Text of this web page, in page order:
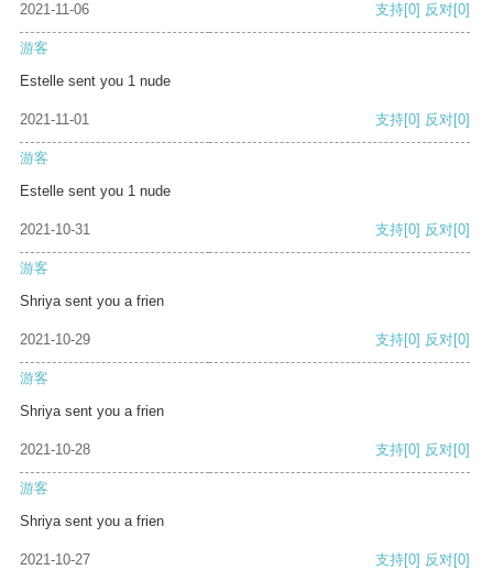
2021-11-06 支持[0] 反对[0]
游客
Estelle sent you 1 nude
2021-11-01 支持[0] 反对[0]
游客
Estelle sent you 1 nude
2021-10-31 支持[0] 反对[0]
游客
Shriya sent you a frien
2021-10-29 支持[0] 反对[0]
游客
Shriya sent you a frien
2021-10-28 支持[0] 反对[0]
游客
Shriya sent you a frien
2021-10-27 支持[0] 反对[0]